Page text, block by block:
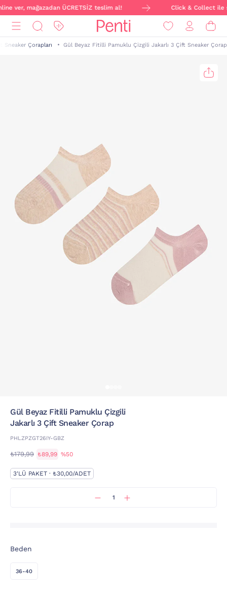
ver, mağazadan ÜCRETSİZ teslim al! Click & Collect ile
Sneaker Çorapları Gül Beyaz Fitilli Pamuklu Çizgili Jakarlı 3 Çift Sneaker Çorap
Gül Beyaz Fitilli Pamuklu Çizgili
Jakarlı 3 Çift Sneaker Çorap
PHLZPZGT26IY-GBZ
₺179,99 ₺89,99 %50
3'LÜ PAKET · ₺30,00/ADET
Beden
36-40